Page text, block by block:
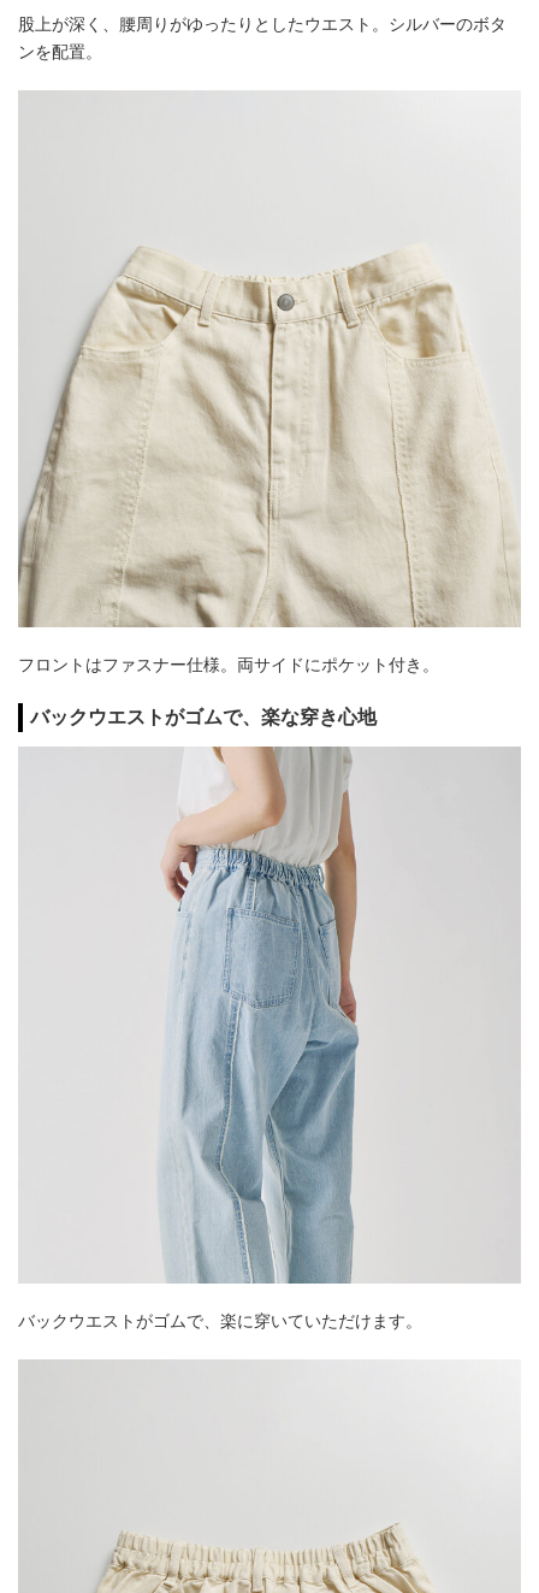
股上が深く、腰周りがゆったりとしたウエスト。シルバーのボタ
ンを配置。
フロントはファスナー仕様。両サイドにポケット付き。
バックウエストがゴムで、楽な穿き心地
バックウエストがゴムで、楽に穿いていただけます。